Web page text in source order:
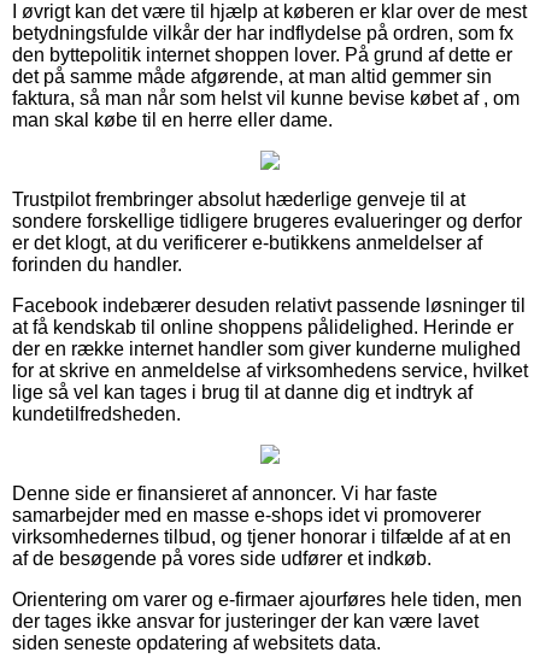
I øvrigt kan det være til hjælp at køberen er klar over de mest
betydningsfulde vilkår der har indflydelse på ordren, som fx
den byttepolitik internet shoppen lover. På grund af dette er
det på samme måde afgørende, at man altid gemmer sin
faktura, så man når som helst vil kunne bevise købet af , om
man skal købe til en herre eller dame.
Trustpilot frembringer absolut hæderlige genveje til at
sondere forskellige tidligere brugeres evalueringer og derfor
er det klogt, at du verificerer e-butikkens anmeldelser af
forinden du handler.
Facebook indebærer desuden relativt passende løsninger til
at få kendskab til online shoppens pålidelighed. Herinde er
der en række internet handler som giver kunderne mulighed
for at skrive en anmeldelse af virksomhedens service, hvilket
lige så vel kan tages i brug til at danne dig et indtryk af
kundetilfredsheden.
Denne side er finansieret af annoncer. Vi har faste
samarbejder med en masse e-shops idet vi promoverer
virksomhedernes tilbud, og tjener honorar i tilfælde af at en
af de besøgende på vores side udfører et indkøb.
Orientering om varer og e-firmaer ajourføres hele tiden, men
der tages ikke ansvar for justeringer der kan være lavet
siden seneste opdatering af websitets data.